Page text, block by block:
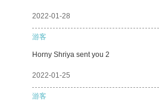
2022-01-28
游客
Horny Shriya sent you 2
2022-01-25
游客